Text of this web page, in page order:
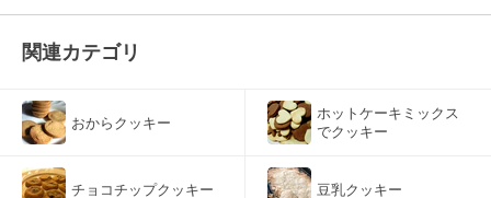
関連カテゴリ
おからクッキー
ホットケーキミックス
でクッキー
チョコチップクッキー 豆乳クッキー